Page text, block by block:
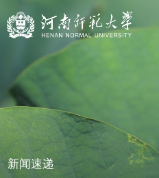
新闻速递